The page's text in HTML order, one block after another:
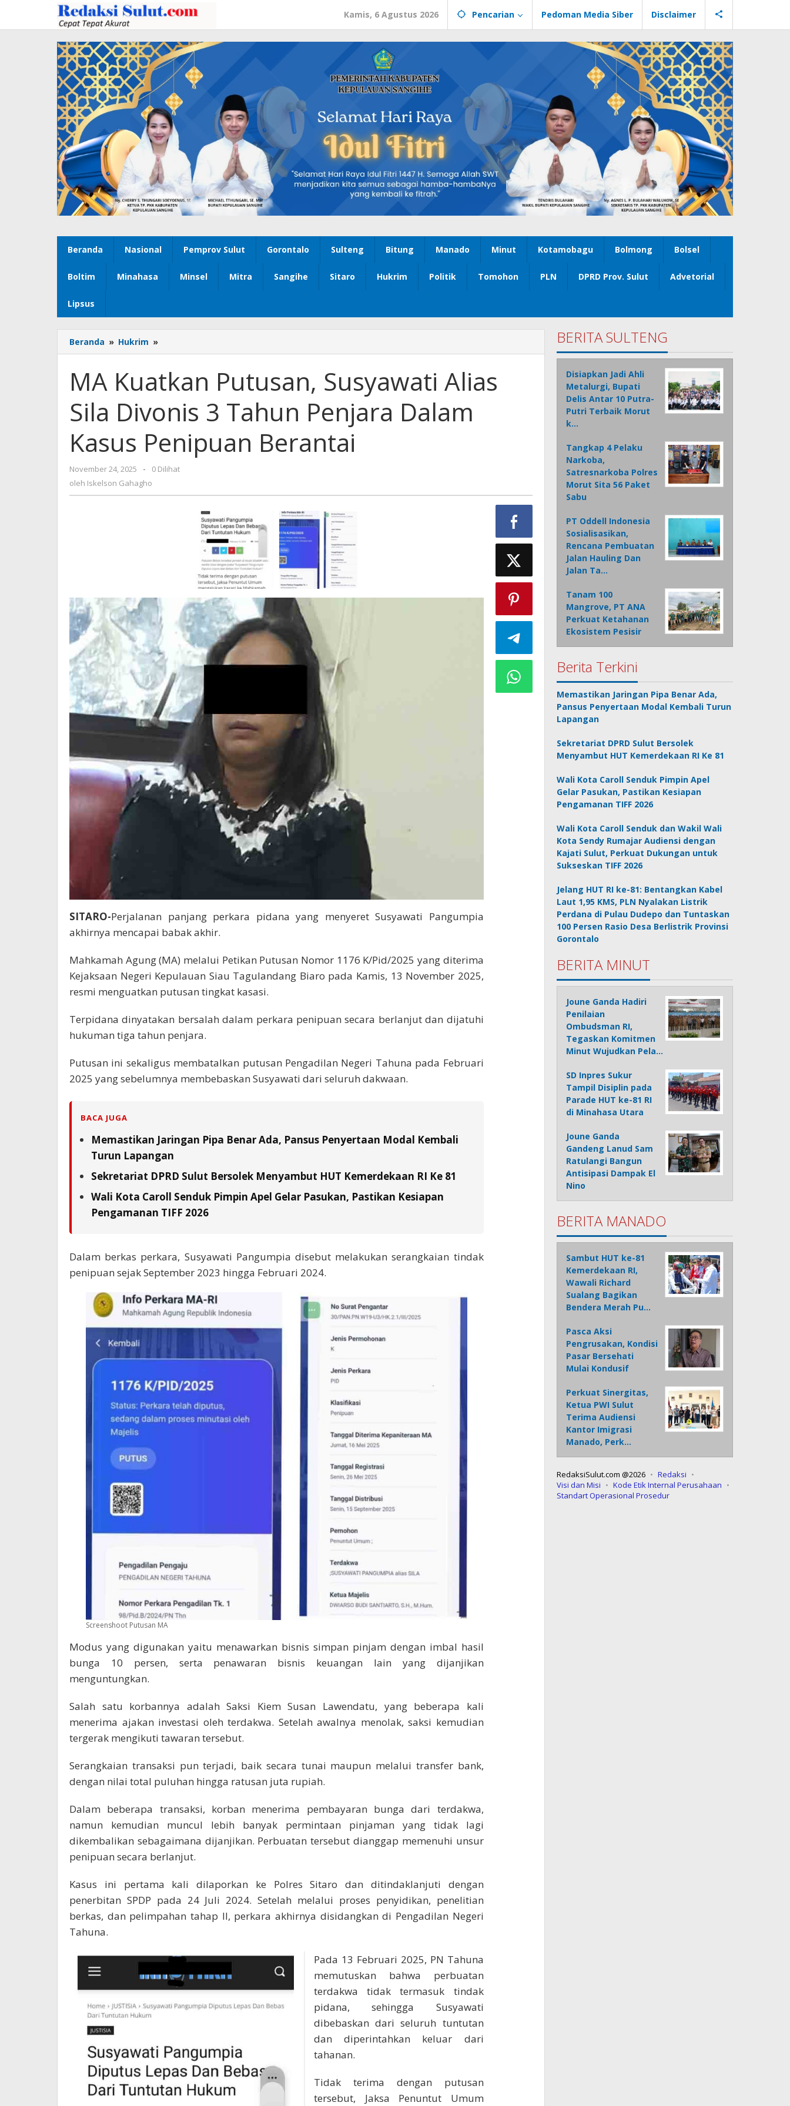
konten
Kamis, 6 Agustus 2026 Pencarian Pedoman Media Siber Disclaimer
Beranda Nasional Pemprov Sulut Gorontalo Sulteng Bitung Manado Minut Kotamobagu Bolmong Bolsel
Boltim Minahasa Minsel Mitra Sangihe Sitaro Hukrim Politik Tomohon PLN DPRD Prov. Sulut Advetorial
Lipsus
Beranda » Hukrim »
Kuatkan
Susyawati
Alias
Divonis
Tahun
Penjara
Dalam
MA Kuatkan Putusan, Susyawati Alias
Sila Divonis 3 Tahun Penjara Dalam
Kasus Penipuan Berantai
November 24, 2025
oleh
Iskelson
-
0 Dilihat
oleh Iskelson Gahagho
SITARO-Perjalanan panjang perkara pidana yang menyeret Susyawati Pangumpia
akhirnya mencapai babak akhir.
Mahkamah Agung (MA) melalui Petikan Putusan Nomor 1176 K/Pid/2025 yang diterima
Kejaksaan Negeri Kepulauan Siau Tagulandang Biaro pada Kamis, 13 November 2025,
resmi menguatkan putusan tingkat kasasi.
Terpidana dinyatakan bersalah dalam perkara penipuan secara berlanjut dan dijatuhi
hukuman tiga tahun penjara.
Putusan ini sekaligus membatalkan putusan Pengadilan Negeri Tahuna pada Februari
2025 yang sebelumnya membebaskan Susyawati dari seluruh dakwaan.
BACA JUGA
Memastikan Jaringan Pipa Benar Ada, Pansus Penyertaan Modal Kembali
Turun Lapangan
Sekretariat DPRD Sulut Bersolek Menyambut HUT Kemerdekaan RI Ke 81
Wali Kota Caroll Senduk Pimpin Apel Gelar Pasukan, Pastikan Kesiapan
Pengamanan TIFF 2026
Dalam berkas perkara, Susyawati Pangumpia disebut melakukan serangkaian tindak
penipuan sejak September 2023 hingga Februari 2024.
Screenshoot Putusan MA
Modus yang digunakan yaitu menawarkan bisnis simpan pinjam dengan imbal hasil
bunga 10 persen, serta penawaran bisnis keuangan lain yang dijanjikan
menguntungkan.
Salah satu korbannya adalah Saksi Kiem Susan Lawendatu, yang beberapa kali
menerima ajakan investasi oleh terdakwa. Setelah awalnya menolak, saksi kemudian
tergerak mengikuti tawaran tersebut.
Serangkaian transaksi pun terjadi, baik secara tunai maupun melalui transfer bank,
dengan nilai total puluhan hingga ratusan juta rupiah.
Dalam beberapa transaksi, korban menerima pembayaran bunga dari terdakwa,
namun kemudian muncul lebih banyak permintaan pinjaman yang tidak lagi
dikembalikan sebagaimana dijanjikan. Perbuatan tersebut dianggap memenuhi unsur
penipuan secara berlanjut.
Kasus ini pertama kali dilaporkan ke Polres Sitaro dan ditindaklanjuti dengan
penerbitan SPDP pada 24 Juli 2024. Setelah melalui proses penyidikan, penelitian
berkas, dan pelimpahan tahap II, perkara akhirnya disidangkan di Pengadilan Negeri
Tahuna.
Pada 13 Februari 2025, PN Tahuna
memutuskan bahwa perbuatan
terdakwa tidak termasuk tindak
pidana, sehingga Susyawati
dibebaskan dari seluruh tuntutan
dan diperintahkan keluar dari
tahanan.
Tidak terima dengan putusan
tersebut, Jaksa Penuntut Umum
BERITA SULTENG
Disiapkan Jadi Ahli
Metalurgi, Bupati
Delis Antar 10 Putra-
Putri Terbaik Morut
k…
Tangkap 4 Pelaku
Narkoba,
Satresnarkoba Polres
Morut Sita 56 Paket
Sabu
PT Oddell Indonesia
Sosialisasikan,
Rencana Pembuatan
Jalan Hauling Dan
Jalan Ta…
Tanam 100
Mangrove, PT ANA
Perkuat Ketahanan
Ekosistem Pesisir
Berita Terkini
Memastikan Jaringan Pipa Benar Ada,
Pansus Penyertaan Modal Kembali Turun
Lapangan
Sekretariat DPRD Sulut Bersolek
Menyambut HUT Kemerdekaan RI Ke 81
Wali Kota Caroll Senduk Pimpin Apel
Gelar Pasukan, Pastikan Kesiapan
Pengamanan TIFF 2026
Wali Kota Caroll Senduk dan Wakil Wali
Kota Sendy Rumajar Audiensi dengan
Kajati Sulut, Perkuat Dukungan untuk
Sukseskan TIFF 2026
Jelang HUT RI ke-81: Bentangkan Kabel
Laut 1,95 KMS, PLN Nyalakan Listrik
Perdana di Pulau Dudepo dan Tuntaskan
100 Persen Rasio Desa Berlistrik Provinsi
Gorontalo
BERITA MINUT
Joune Ganda Hadiri
Penilaian
Ombudsman RI,
Tegaskan Komitmen
Minut Wujudkan Pela…
SD Inpres Sukur
Tampil Disiplin pada
Parade HUT ke-81 RI
di Minahasa Utara
Joune Ganda
Gandeng Lanud Sam
Ratulangi Bangun
Antisipasi Dampak El
Nino
BERITA MANADO
Sambut HUT ke-81
Kemerdekaan RI,
Wawali Richard
Sualang Bagikan
Bendera Merah Pu…
Pasca Aksi
Pengrusakan, Kondisi
Pasar Bersehati
Mulai Kondusif
Perkuat Sinergitas,
Ketua PWI Sulut
Terima Audiensi
Kantor Imigrasi
Manado, Perk…
RedaksiSulut.com @2026
Redaksi
Visi dan Misi
Kode Etik Internal Perusahaan
Standart Operasional Prosedur